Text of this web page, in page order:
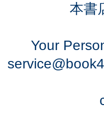
本書
Your